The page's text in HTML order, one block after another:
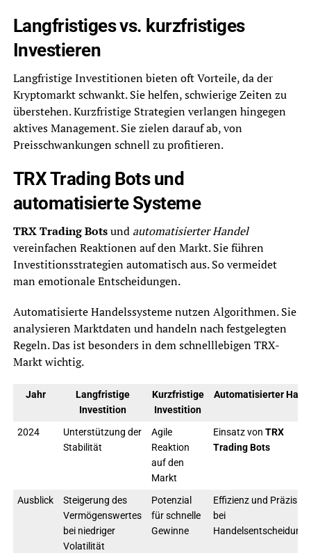
Langfristiges vs. kurzfristiges
Investieren
Langfristige Investitionen bieten oft Vorteile, da der
Kryptomarkt schwankt. Sie helfen, schwierige Zeiten zu
überstehen. Kurzfristige Strategien verlangen hingegen
aktives Management. Sie zielen darauf ab, von
Preisschwankungen schnell zu profitieren.
TRX Trading Bots und
automatisierte Systeme
TRX Trading Botsund automatisierter Handel
vereinfachen Reaktionen auf den Markt. Sie führen
Investitionsstrategien automatisch aus. So vermeidet
man emotionale Entscheidungen.
Automatisierte Handelssysteme nutzen Algorithmen. Sie
analysieren Marktdaten und handeln nach festgelegten
Regeln. Das ist besonders in dem schnelllebigen TRX-
Markt wichtig.
Jahr
Langfristige
Investition
Kurzfristige
Investition
Automatisierter
2024
Unterstützung der
Stabilität
Agile
Reaktion
auf den
Markt
Einsatz vonTRX
Trading Bots
Ausblick
Steigerung des
Vermögenswertes
bei niedriger
Volatilität
Potenzial
für schnelle
Gewinne
Effizienz und Präzision
bei